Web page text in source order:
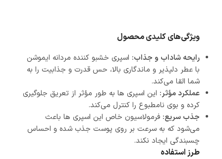
ویژگی‌های کلیدی محصول
رایحه شاداب و جذاب: اسپری خشبو کننده مردانه ایموشن
با عطر دلپذیر و ماندگاری بالا، حس قدرت و جذابیت را به
شما القا می‌کند.
عملکرد مؤثر: این اسپری ها به طور مؤثر از تعریق جلوگیری
کرده و بوی نامطبوع را کنترل می‌کند.
جذب سریع: فرمولاسیون خاص این اسپری ها باعث
می‌شود که به سرعت بر روی پوست جذب شده و احساس
چسبندگی ایجاد نکند.
طرز استفاده